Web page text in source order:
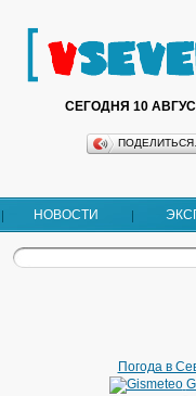
СЕГОДНЯ 10
НОВОСТИ
Погода в